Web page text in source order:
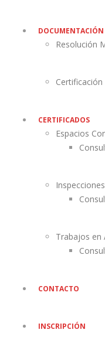
DOCUMENTACIÓN
Resolución
Certificación
CERTIFICADOS
Espacios
Inspecciones
Trabajos en
CONTACTO
INSCRIPCIÓN